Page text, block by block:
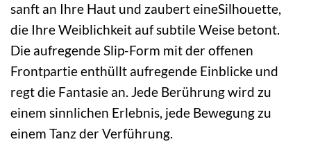
sanft an Ihre Haut und zaubert eineSilhouette,
die Ihre Weiblichkeit auf subtile Weise betont.
Die aufregende Slip-Form mit der offenen
Frontpartie enthüllt aufregende Einblicke und
regt die Fantasie an. Jede Berührung wird zu
einem sinnlichen Erlebnis, jede Bewegung zu
einem Tanz der Verführung.